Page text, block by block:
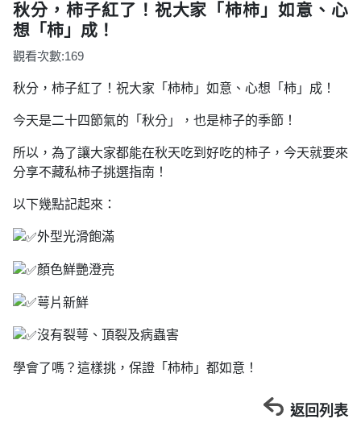
秋分，柿子紅了！祝大家「柿柿」如意、心
想「柿」成！
觀看次數:169
秋分，柿子紅了！祝大家「柿柿」如意、心想「柿」成！
今天是二十四節氣的「秋分」，也是柿子的季節！
所以，為了讓大家都能在秋天吃到好吃的柿子，今天就要來
分享不藏私柿子挑選指南！
以下幾點記起來：
外型光滑飽滿
顏色鮮艷澄亮
萼片新鮮
沒有裂萼、頂裂及病蟲害
學會了嗎？這樣挑，保證「柿柿」都如意！
返回列表